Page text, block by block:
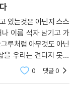
있는것은 아닌지 스스
이름 석자 남기고 가
루처럼 아무것도 아닌
을 우리는 견디지 못하
체자로서 우리는 그러
0 댓글0